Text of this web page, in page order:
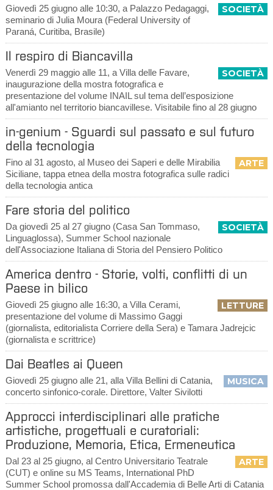
SOCIETÀ
Giovedì 25 giugno alle 10:30, a Palazzo Pedagaggi,
seminario di Julia Moura (Federal University of
Paraná, Curitiba, Brasile)
Il respiro di Biancavilla
SOCIETÀ
Venerdì 29 maggio alle 11, a Villa delle Favare,
inaugurazione della mostra fotografica e
presentazione del volume INAIL sul tema dell’esposizione
all'amianto nel territorio biancavillese. Visitabile fino al 28 giugno
in-genium - Sguardi sul passato e sul futuro
della tecnologia
ARTE
Fino al 31 agosto, al Museo dei Saperi e delle Mirabilia
Siciliane, tappa etnea della mostra fotografica sulle radici
della tecnologia antica
Fare storia del politico
SOCIETÀ
Da giovedì 25 al 27 giugno (Casa San Tommaso,
Linguaglossa), Summer School nazionale
dell'Associazione Italiana di Storia del Pensiero Politico
America dentro - Storie, volti, conflitti di un
Paese in bilico
LETTURE
Giovedì 25 giugno alle 16:30, a Villa Cerami,
presentazione del volume di Massimo Gaggi
(giornalista, editorialista Corriere della Sera) e Tamara Jadrejcic
(giornalista e scrittrice)
Dai Beatles ai Queen
MUSICA
Giovedì 25 giugno alle 21, alla Villa Bellini di Catania,
concerto sinfonico-corale. Direttore, Valter Sivilotti
Approcci interdisciplinari alle pratiche
artistiche, progettuali e curatoriali:
Produzione, Memoria, Etica, Ermeneutica
ARTE
Dal 23 al 25 giugno, al Centro Universitario Teatrale
(CUT) e online su MS Teams, International PhD
Summer School promossa dall'Accademia di Belle Arti di Catania